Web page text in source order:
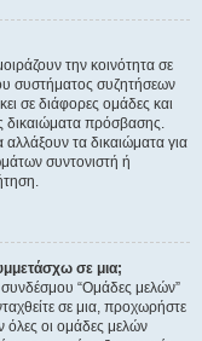
την κοινότητα σε
συστήματος συζητήσεων
σε διάφορες ομάδες και
δικαιώματα πρόσβασης.
αλλάξουν τα δικαιώματα για
συντονιστή ή
σε μια;
συνδέσμου “Ομάδες μελών”
σε μια, προχωρήστε
όλες οι ομάδες μελών